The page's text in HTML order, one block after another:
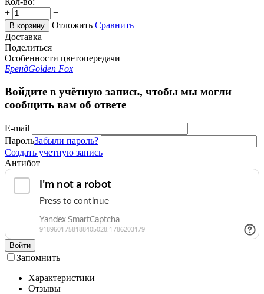
+
−
В корзину Отложить Сравнить
Доставка
Поделиться
Особенности цветопередачи
БрендGolden Fox
Войдите в учётную запись, чтобы мы могли
сообщить вам об ответе
E-mail
ПарольЗабыли пароль?
Создать учетную запись
Антибот
Войти
Запомнить
Характеристики
Отзывы